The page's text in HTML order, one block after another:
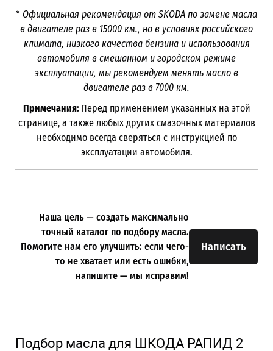
* Официальная рекомендация от SKODA по замене масла
в двигателе раз в 15000 км., но в условиях российского
климата, низкого качества бензина и использования
автомобиля в смешанном и городском режиме
эксплуатации, мы рекомендуем менять масло в
двигателе раз в 7000 км.
Примечания: Перед применением указанных на этой
странице, а также любых других смазочных материалов
необходимо всегда сверяться с инструкцией по
эксплуатации автомобиля.
Написать
Наша цель — создать максимально
точный каталог по подбору масла.
Помогите нам его улучшить: если чего-
то не хватает или есть ошибки,
напишите — мы исправим!
Подбор масла для ШКОДА РАПИД 2